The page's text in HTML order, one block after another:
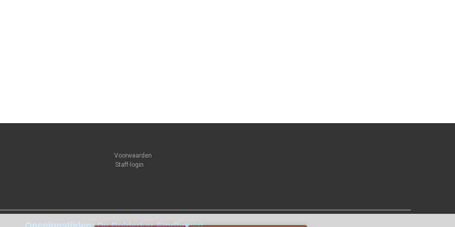
Voorwaarden
Staff-login